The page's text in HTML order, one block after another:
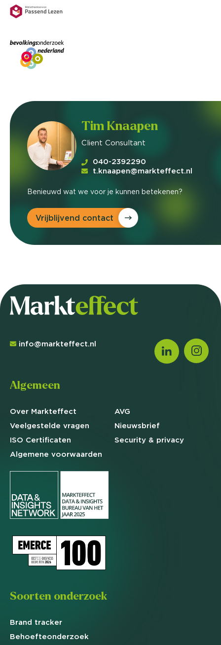
Tim Knaapen
Client Consultant
040-2392290
t.knaapen@markteffect.nl
Benieuwd wat we voor je kunnen betekenen?
Vrijblijvend contact
info@markteffect.nl
Algemeen
Over Markteffect
Veelgestelde vragen
ISO Certificaten
Algemene voorwaarden
AVG
Nieuwsbrief
Security & privacy
Soorten onderzoek
Brand tracker
Behoefteonderzoek